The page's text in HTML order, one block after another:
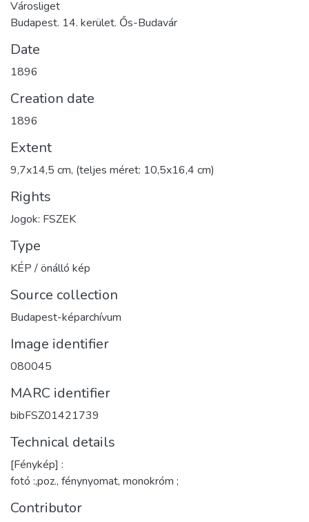
Városliget
Budapest. 14. kerület. Ős-Budavár
Date
1896
Creation date
1896
Extent
9,7x14,5 cm, (teljes méret: 10,5x16,4 cm)
Rights
Jogok: FSZEK
Type
KÉP / önálló kép
Source collection
Budapest-képarchívum
Image identifier
080045
MARC identifier
bibFSZ01421739
Technical details
[Fénykép] :
fotó :,poz., fénynyomat, monokróm ;
Contributor